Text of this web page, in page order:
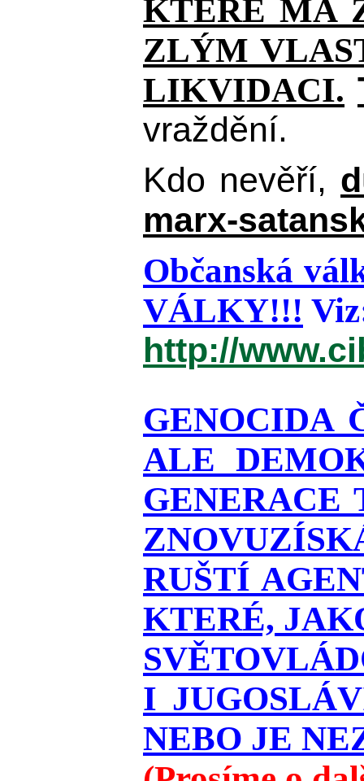
KTERÉ MÁ
ZLÝM
LIKVIDACI.
vraždění.
Kdo nevěří,
marx-
Občanská
VÁLKY!!!
http://
GENOCIDA
ALE
RUŠTÍ
KTERÉ,
I
NEBO JE